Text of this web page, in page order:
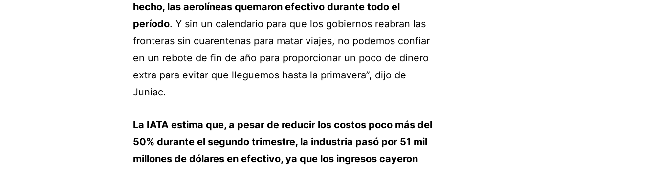
hecho, las aerolíneas quemaron efectivo durante todo el
período. Y sin un calendario para que los gobiernos reabran las
fronteras sin cuarentenas para matar viajes, no podemos confiar
en un rebote de fin de año para proporcionar un poco de dinero
extra para evitar que lleguemos hasta la primavera”, dijo de
Juniac.
La IATA estima que, a pesar de reducir los costos poco más del
50% durante el segundo trimestre, la industria pasó por 51 mil
millones de dólares en efectivo, ya que los ingresos cayeron